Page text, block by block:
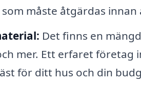
måste åtgärdas
Det finns en
mer. Ett erfaret företag
för ditt hus och din